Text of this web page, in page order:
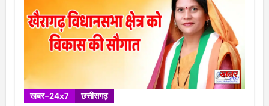
खबर-24x7 छत्तीसगढ़